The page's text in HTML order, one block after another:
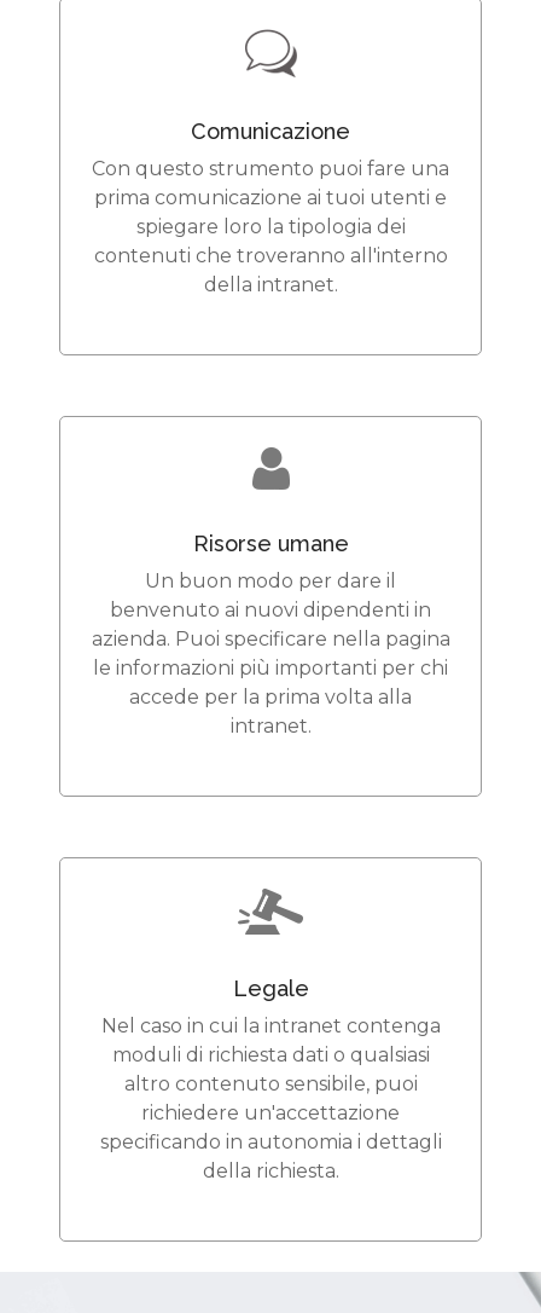
Comunicazione
Con questo strumento puoi fare una
prima comunicazione ai tuoi utenti e
spiegare loro la tipologia dei
contenuti che troveranno all'interno
della intranet.
Risorse umane
Un buon modo per dare il
benvenuto ai nuovi dipendenti in
azienda. Puoi specificare nella pagina
le informazioni più importanti per chi
accede per la prima volta alla
intranet.
Legale
Nel caso in cui la intranet contenga
moduli di richiesta dati o qualsiasi
altro contenuto sensibile, puoi
richiedere un'accettazione
specificando in autonomia i dettagli
della richiesta.